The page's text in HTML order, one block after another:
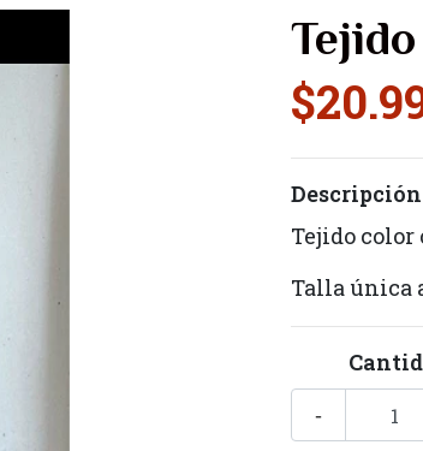
Descripción
Tejido
Talla única
-